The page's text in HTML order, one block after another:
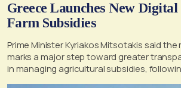
Greece Launches New
Farm Subsidies
Prime Minister Kyriakos Mitsotakis said the
marks a major step toward greater
in managing agricultural subsidies,
former OPEKEPE functions to the tax